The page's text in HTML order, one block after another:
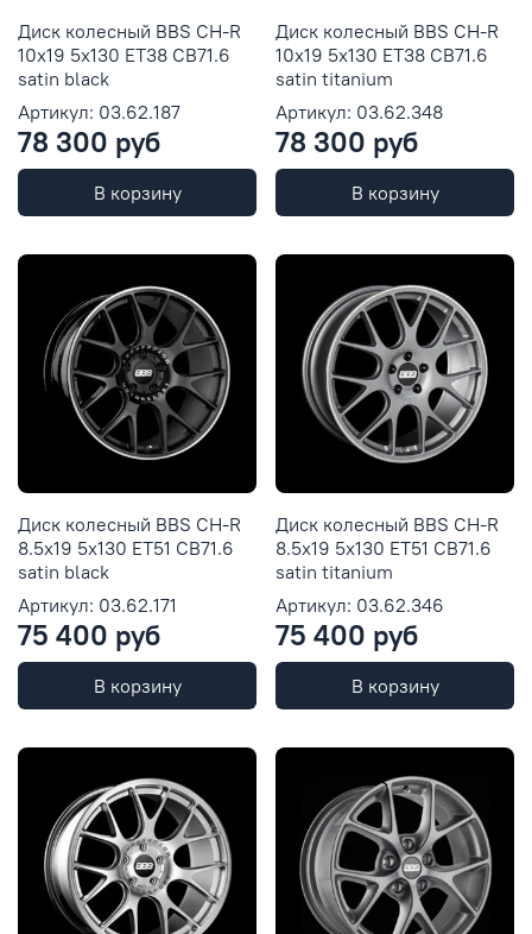
Диск колесный BBS CH-R
10x19 5x130 ET38 CB71.6
satin black
Артикул: 03.62.187
78 300 руб
В корзину
Диск колесный BBS CH-R
10x19 5x130 ET38 CB71.6
satin titanium
Артикул: 03.62.348
78 300 руб
В корзину
Диск колесный BBS CH-R
8.5x19 5x130 ET51 CB71.6
satin black
Артикул: 03.62.171
75 400 руб
В корзину
Диск колесный BBS CH-R
8.5x19 5x130 ET51 CB71.6
satin titanium
Артикул: 03.62.346
75 400 руб
В корзину